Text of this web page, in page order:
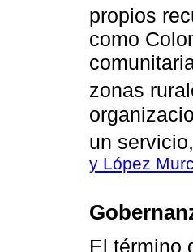
propios
como
zonas
un
y López
El término